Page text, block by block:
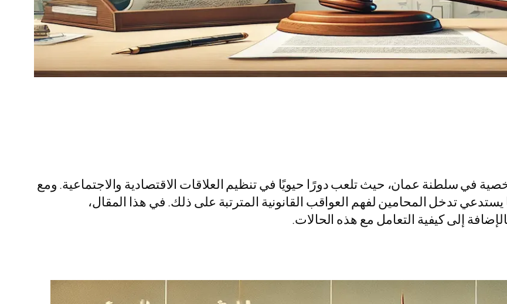
في سلطنة عمان، حيث تلعب دورًا حيويًا في تنظيم العلاقات الاقتصادية والاجتماعية. ومع
تدخل المحامين لفهم العواقب القانونية المترتبة على ذلك. في هذا المقال،
إلى كيفية التعامل مع هذه الحالات.